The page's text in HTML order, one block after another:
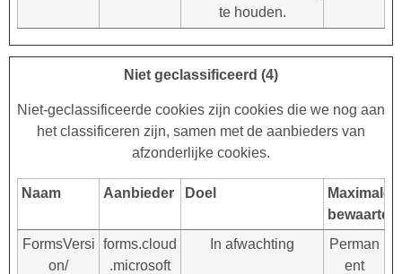
te houden.
Niet geclassificeerd (4)
Niet-geclassificeerde cookies zijn cookies die we nog aan
het classificeren zijn, samen met de aanbieders van
afzonderlijke cookies.
Naam Aanbieder Doel
Maximale
FormsVersi
on/
forms.cloud
.microsoft
In afwachting
Perman
ent